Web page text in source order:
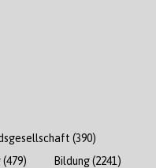
(390)
(479) Bildung(2241)